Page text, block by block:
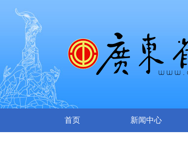
首页 新闻中心